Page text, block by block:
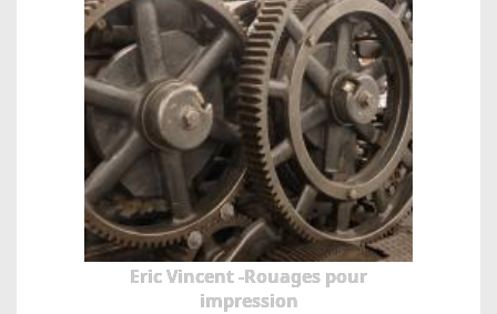
Eric Vincent -Rouages pour
impression